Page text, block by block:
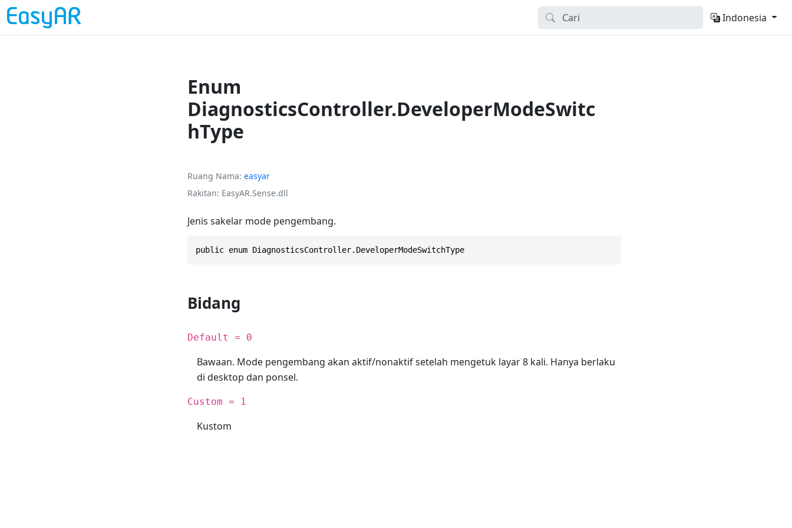
Indonesia
Enum
DiagnosticsController.DeveloperModeSwitc
hType
Ruang Nama easyar
Rakitan EasyAR.Sense.dll
Jenis sakelar mode pengembang.
public enum DiagnosticsController.DeveloperModeSwitchType
Bidang
Default = 0
Bawaan. Mode pengembang akan aktif/nonaktif setelah mengetuk layar 8 kali. Hanya berlaku
di desktop dan ponsel.
Custom = 1
Kustom